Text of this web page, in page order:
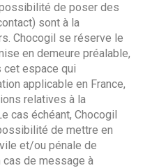
de poser des
sont à la
Chocogil se réserve le
en demeure préalable,
cet espace qui
applicable en France,
relatives à la
cas échéant, Chocogil
de mettre en
et/ou pénale de
cas de message à